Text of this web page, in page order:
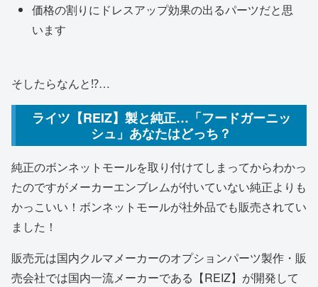
価格の割りにドレスアップ効果の出るパーツだと思
います
そしたらなんと⁉︎…
ライツ【REIZ】製と純正…「フードガーニッ
シュ」あなたはどっち？
純正のボンネットモールを取り付けてしまってからわかっ
たのですがメーカーエンブレムが付いていない純正よりも
かっこいい！ボンネットモールが社外品でも販売されてい
ました！
販売元は国内クルマメーカーのオプションパーツ製作・販
売会社では国内一流メーカーである【REIZ】が開発して